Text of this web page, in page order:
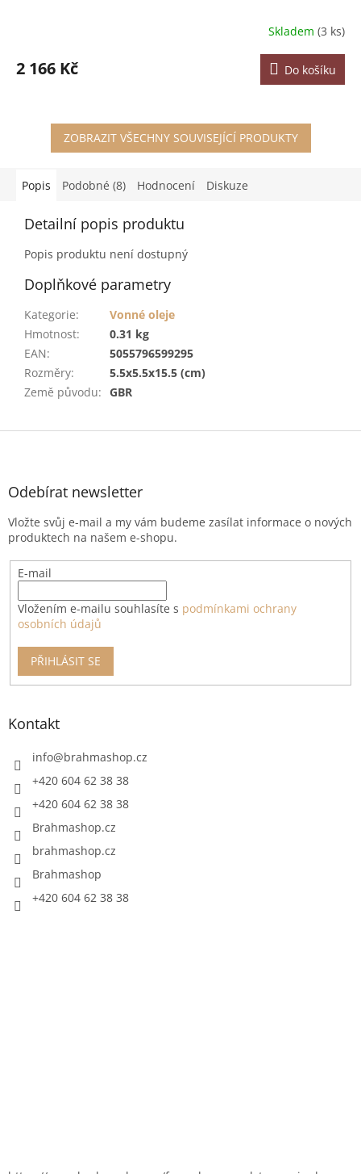
Skladem (3 ks)
2 166 Kč Do košíku
ZOBRAZIT VŠECHNY SOUVISEJÍCÍ PRODUKTY
Popis Podobné (8) Hodnocení Diskuze
Detailní popis produktu
Popis produktu není dostupný
Doplňkové parametry
Kategorie:
Vonné oleje
Hmotnost:
0.31 kg
EAN:
5055796599295
Rozměry:
5.5x5.5x15.5 (cm)
Země původu: GBR
Z
Odebírat newsletter
Vložte svůj e-mail a my vám budeme zasílat informace o nových
produktech na našem e-shopu.
E-mail
Vložením e-mailu souhlasíte s podmínkami ochrany
osobních údajů
PŘIHLÁSIT SE
Kontakt
info@brahmashop.cz
+420 604 62 38 38
+420 604 62 38 38
Brahmashop.cz
brahmashop.cz
Brahmashop
+420 604 62 38 38